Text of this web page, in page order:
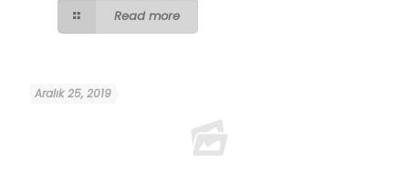
Read more
Aralık 25, 2019